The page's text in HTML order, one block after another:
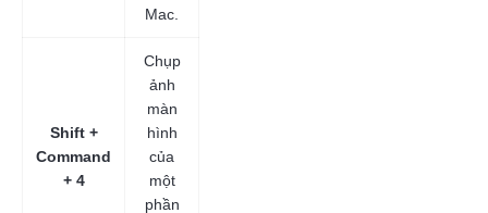
Mac.
Shift +
Command
+ 4
Chụp
ảnh
màn
hình
của
một
phần